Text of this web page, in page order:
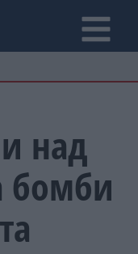
над
бомби